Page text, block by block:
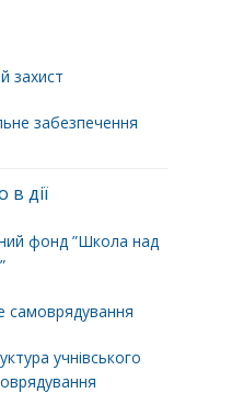
захист
забезпечення
в дії
фонд ”Школа над
самоврядування
учнiвського